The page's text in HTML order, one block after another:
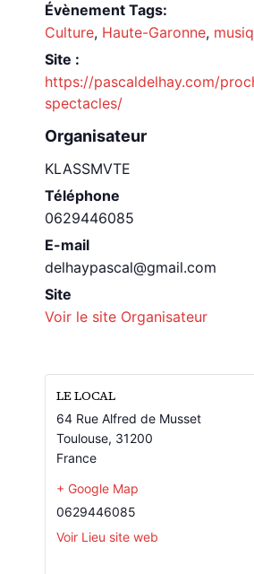
Évènement Tags:
Culture, Haute-Garonne,
Site :
https://pascaldelhay.com/
spectacles/
Organisateur
KLASSMVTE
Téléphone
0629446085
E-mail
delhaypascal@gmail.com
Site
Voir le site Organisateur
LE LOCAL
64 Rue Alfred de Musset
Toulouse, 31200
France
+ Google Map
0629446085
Voir Lieu site web